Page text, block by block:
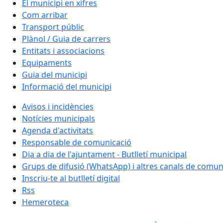
El municipi en xifres
Com arribar
Transport públic
Plànol / Guia de carrers
Entitats i associacions
Equipaments
Guia del municipi
Informació del municipi
Avisos i incidències
Notícies municipals
Agenda d'activitats
Responsable de comunicació
Dia a dia de l'ajuntament - Butlletí municipal
Grups de difusió (WhatsApp) i altres canals de
Inscriu-te al butlletí digital
Rss
Hemeroteca